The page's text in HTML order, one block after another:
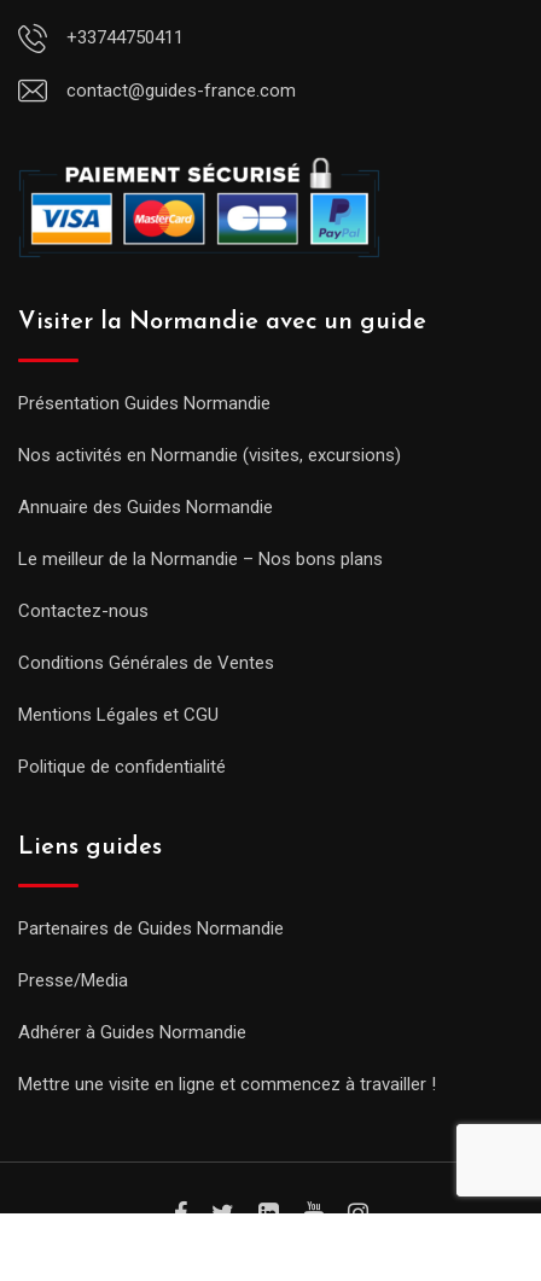
+33744750411
contact@guides-france.com
Visiter la Normandie avec un guide
Présentation Guides Normandie
Nos activités en Normandie (visites, excursions)
Annuaire des Guides Normandie
Le meilleur de la Normandie – Nos bons plans
Contactez-nous
Conditions Générales de Ventes
Mentions Légales et CGU
Politique de confidentialité
Liens guides
Partenaires de Guides Normandie
Presse/Media
Adhérer à Guides Normandie
Mettre une visite en ligne et commencez à travailler !